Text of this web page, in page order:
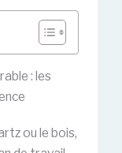
: les
ou le bois,